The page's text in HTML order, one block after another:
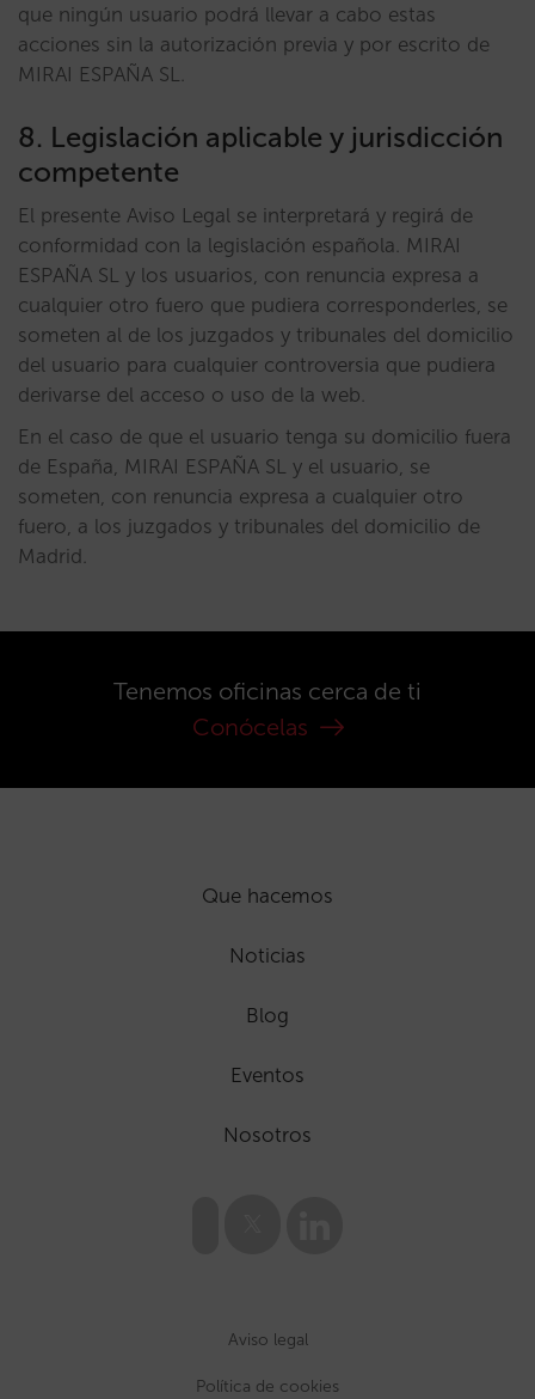
que ningún usuario podrá llevar a cabo estas
acciones sin la autorización previa y por escrito de
MIRAI ESPAÑA SL.
8. Legislación aplicable y jurisdicción
competente
El presente Aviso Legal se interpretará y regirá de
conformidad con la legislación española. MIRAI
ESPAÑA SL y los usuarios, con renuncia expresa a
cualquier otro fuero que pudiera corresponderles, se
someten al de los juzgados y tribunales del domicilio
del usuario para cualquier controversia que pudiera
derivarse del acceso o uso de la web.
En el caso de que el usuario tenga su domicilio fuera
de España, MIRAI ESPAÑA SL y el usuario, se
someten, con renuncia expresa a cualquier otro
fuero, a los juzgados y tribunales del domicilio de
Madrid.
Tenemos oficinas cerca de ti
Conócelas
Que hacemos
Noticias
Blog
Eventos
Nosotros
Aviso legal
Política de cookies